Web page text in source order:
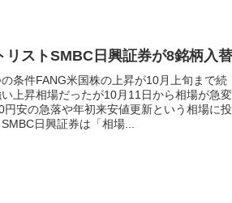
リストSMBC日興証券が8銘柄入
条件FANG米国株の上昇が10月上旬まで続
上昇相場だったが10月11日から相場が急
安の急落や年初来安値更新という相場に
日興証券は「相場...